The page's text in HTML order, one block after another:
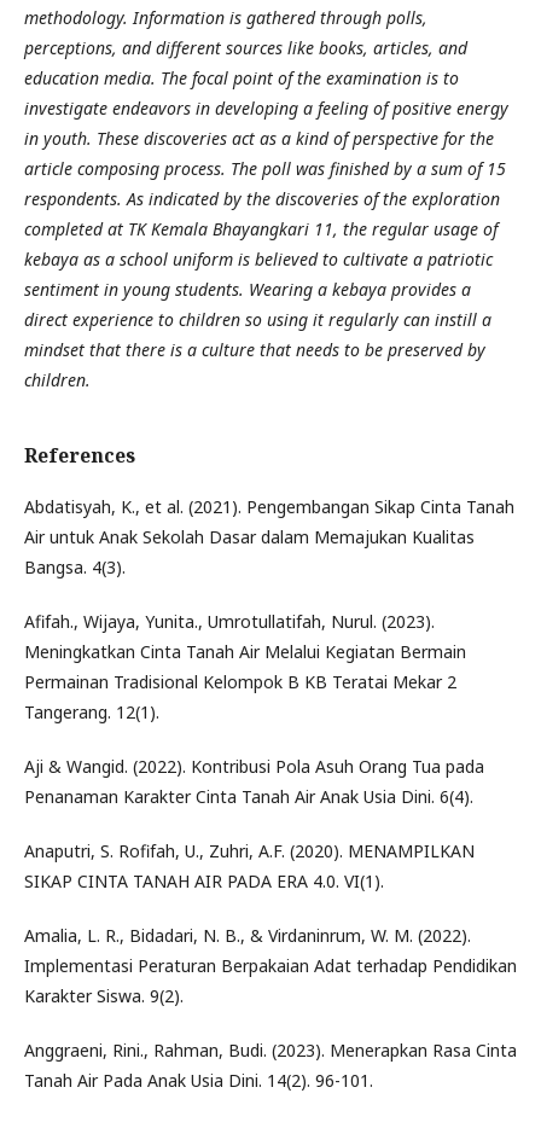
methodology. Information is gathered through polls,
perceptions, and different sources like books, articles, and
education media. The focal point of the examination is to
investigate endeavors in developing a feeling of positive energy
in youth. These discoveries act as a kind of perspective for the
article composing process. The poll was finished by a sum of 15
respondents. As indicated by the discoveries of the exploration
completed at TK Kemala Bhayangkari 11, the regular usage of
kebaya as a school uniform is believed to cultivate a patriotic
sentiment in young students. Wearing a kebaya provides a
direct experience to children so using it regularly can instill a
mindset that there is a culture that needs to be preserved by
children.
References
Abdatisyah, K., et al. (2021). Pengembangan Sikap Cinta Tanah
Air untuk Anak Sekolah Dasar dalam Memajukan Kualitas
Bangsa. 4(3).
Afifah., Wijaya, Yunita., Umrotullatifah, Nurul. (2023).
Meningkatkan Cinta Tanah Air Melalui Kegiatan Bermain
Permainan Tradisional Kelompok B KB Teratai Mekar 2
Tangerang. 12(1).
Aji & Wangid. (2022). Kontribusi Pola Asuh Orang Tua pada
Penanaman Karakter Cinta Tanah Air Anak Usia Dini. 6(4).
Anaputri, S. Rofifah, U., Zuhri, A.F. (2020). MENAMPILKAN
SIKAP CINTA TANAH AIR PADA ERA 4.0. VI(1).
Amalia, L. R., Bidadari, N. B., & Virdaninrum, W. M. (2022).
Implementasi Peraturan Berpakaian Adat terhadap Pendidikan
Karakter Siswa. 9(2).
Anggraeni, Rini., Rahman, Budi. (2023). Menerapkan Rasa Cinta
Tanah Air Pada Anak Usia Dini. 14(2). 96-101.